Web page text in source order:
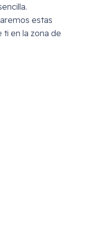
estas
en la zona de